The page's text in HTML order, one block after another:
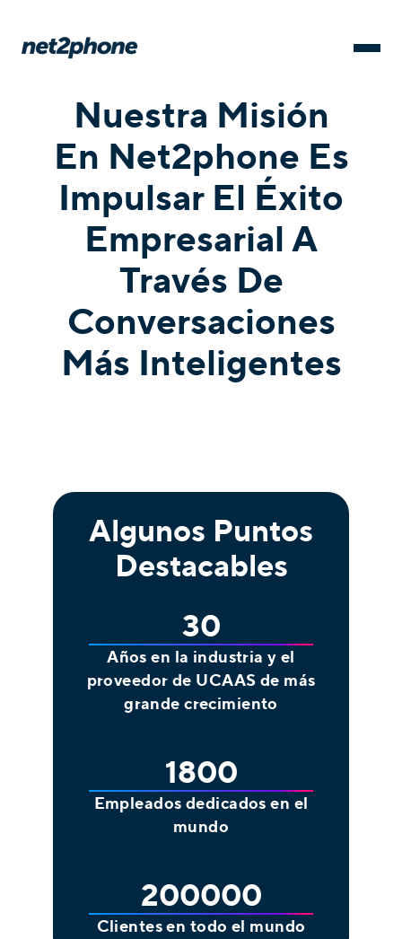
Nuestra Misión
En Net2phone Es
Impulsar El Éxito
Empresarial A
Través De
Conversaciones
Más Inteligentes
Algunos Puntos
Destacables
30
Años en la industria y el
proveedor de UCAAS de más
grande crecimiento
1800
Empleados dedicados en el
mundo
200000
Clientes en todo el mundo